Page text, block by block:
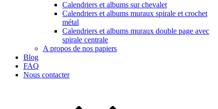
Calendriers et albums sur chevalet
Calendriers et albums muraux spirale et crochet
métal
Calendriers et albums muraux double page avec
spirale centrale
A propos de nos papiers
Blog
FAQ
Nous contacter